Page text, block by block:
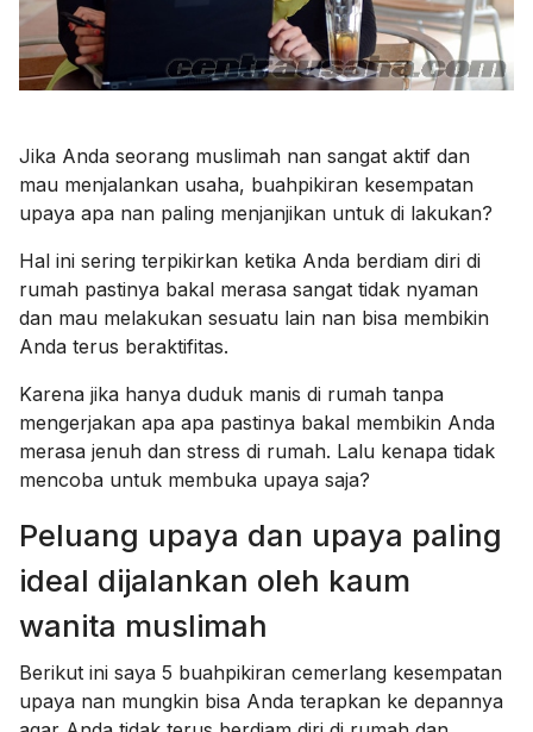
Jika Anda seorang muslimah nan sangat aktif dan
mau menjalankan usaha, buahpikiran kesempatan
upaya apa nan paling menjanjikan untuk di lakukan?
Hal ini sering terpikirkan ketika Anda berdiam diri di
rumah pastinya bakal merasa sangat tidak nyaman
dan mau melakukan sesuatu lain nan bisa membikin
Anda terus beraktifitas.
Karena jika hanya duduk manis di rumah tanpa
mengerjakan apa apa pastinya bakal membikin Anda
merasa jenuh dan stress di rumah. Lalu kenapa tidak
mencoba untuk membuka upaya saja?
Peluang upaya dan upaya paling
ideal dijalankan oleh kaum
wanita muslimah
Berikut ini saya 5 buahpikiran cemerlang kesempatan
upaya nan mungkin bisa Anda terapkan ke depannya